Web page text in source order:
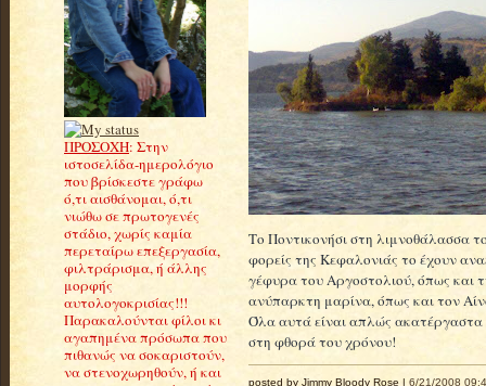
ΠΡΟΣΟΧΗ: Στην
ιστοσελίδα-ημερολόγιο
που βρίσκεστε γράφω
ό,τι αισθάνομαι, ό,τι
νιώθω σε πρωτογενές
στάδιο, χωρίς καμία
περεταίρω επεξεργασία,
φιλτράρισμα, ή άλλης
μορφής
αυτολογοκρισίας!!!
Παρακαλούνται φίλοι κι
αγαπημένα πρόσωπα που
πιθανώς να σοκαριστούν,
να στενοχωρηθούν, ή και
Το Ποντικονήσι στη λιμνοθάλασσα
φορείς της Κεφαλονιάς το έχουν
γέφυρα του Αργοστολιού, όπως και
ανύπαρκτη μαρίνα, όπως και τον
Όλα αυτά είναι απλώς
στη φθορά του χρόνου!
posted by Jimmy Bloody Rose | 6/21/2008